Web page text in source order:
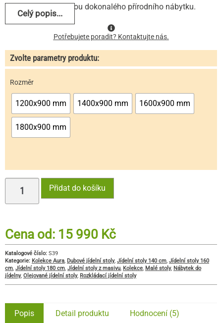
dřeva, který je zárukou dokonalého přírodního nábytku.
Celý popis...
Potřebujete poradit? Kontaktujte nás.
Zvolte parametry produktu:
Rozměr
1200x900 mm 1400x900 mm 1600x900 mm
1800x900 mm
Přidat do košíku
Cena od: 15 990 Kč
Katalogové číslo: S39
Kategorie: Kolekce Aura, Dubové jídelní stoly, Jídelní stoly 140 cm, Jídelní stoly 160
cm, Jídelní stoly 180 cm, Jídelní stoly z masivu, Kolekce, Malé stoly, Nábytek do
jídelny, Olejované jídelní stoly, Rozkládací jídelní stoly
Popis Detail produktu Hodnocení (5)